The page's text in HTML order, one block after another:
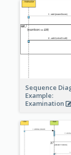
Sequence
Example:
Examination